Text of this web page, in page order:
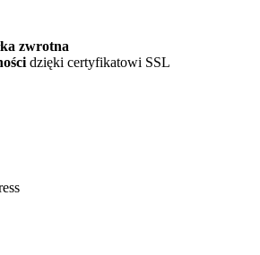
zwrotna
dzięki certyfikatowi SSL